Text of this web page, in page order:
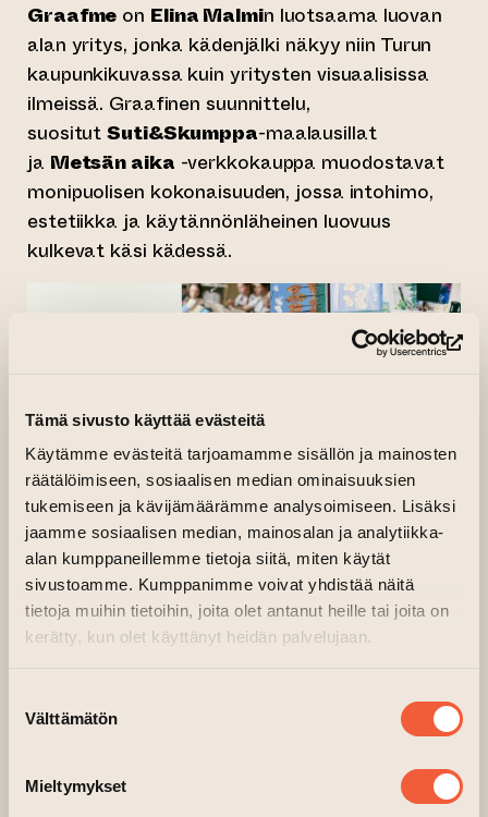
Tämä sivusto käyttää evästeitä
Käytämme evästeitä tarjoamamme sisällön ja mainosten
räätälöimiseen, sosiaalisen median ominaisuuksien
tukemiseen ja kävijämäärämme analysoimiseen. Lisäksi
jaamme sosiaalisen median, mainosalan ja analytiikka-
alan kumppaneillemme tietoja siitä, miten käytät
sivustoamme. Kumppanimme voivat yhdistää näitä
tietoja muihin tietoihin, joita olet antanut heille tai joita on
kerätty, kun olet käyttänyt heidän palvelujaan.
valinta
Välttämätön
Mieltymykset
Graafme on Elina Malmin luotsaama luovan
alan yritys, jonka kädenjälki näkyy niin Turun
kaupunkikuvassa kuin yritysten visuaalisissa
ilmeissä. Graafinen suunnittelu,
suositutSuti&Skumppa-maalausillat
ja Metsän aika -verkkokauppa muodostavat
monipuolisen kokonaisuuden, jossa intohimo,
estetiikka ja käytännönläheinen luovuus
kulkevat käsi kädessä.
Graafme on vuonna 2010 perustettu luovan
alan yritys, joka toimii graafisen suunnittelun ja
kuvittamisen parissa. Vuosien kokemus
markkinointi- ja viestintäalalta näkyy
kokonaisuuksina ja oivaltavina visuaalisina
Yrityksen takana toimii Elina Malmi, joka